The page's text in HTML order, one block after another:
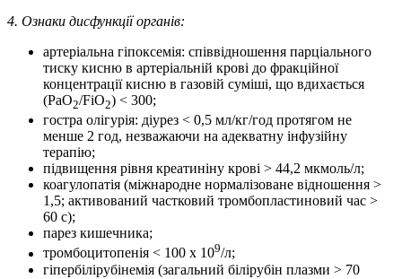
4. Ознаки дисфункції органів:
артеріальна гіпоксемія: співвідношення парціального
тиску кисню в артеріальній крові до фракційної
концентрації кисню в газовій суміші, що вдихається
(PaO2/FiO2) < 300;
гостра олігурія: діурез < 0,5 мл/кг/год протягом не
менше 2 год, незважаючи на адекватну інфузійну
терапію;
підвищення рівня креатиніну крові > 44,2 мкмоль/л;
коагулопатія (міжнародне нормалізоване відношення >
1,5; активований частковий тромбопластиновий час >
60 с);
парез кишечника;
тромбоцитопенія < 100 х 109/л;
гіпербілірубінемія (загальний білірубін плазми > 70